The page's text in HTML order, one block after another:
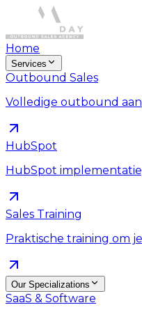
Home
Services
Outbound Sales
Volledige outbound
HubSpot
HubSpot
Sales Training
Praktische training om
Our Specializations
SaaS & Software